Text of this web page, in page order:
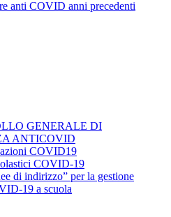
anti COVID anni precedenti
GENERALE DI
ANTICOVID
COVID19
COVID-19
di indirizzo” per la gestione
19 a scuola